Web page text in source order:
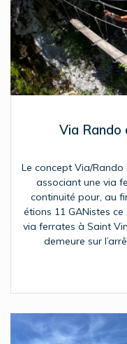
Via Rando
Le concept Via/Rando
associant une via
continuité pour, au
étions 11 GANistes
via ferrates à Saint
demeure sur